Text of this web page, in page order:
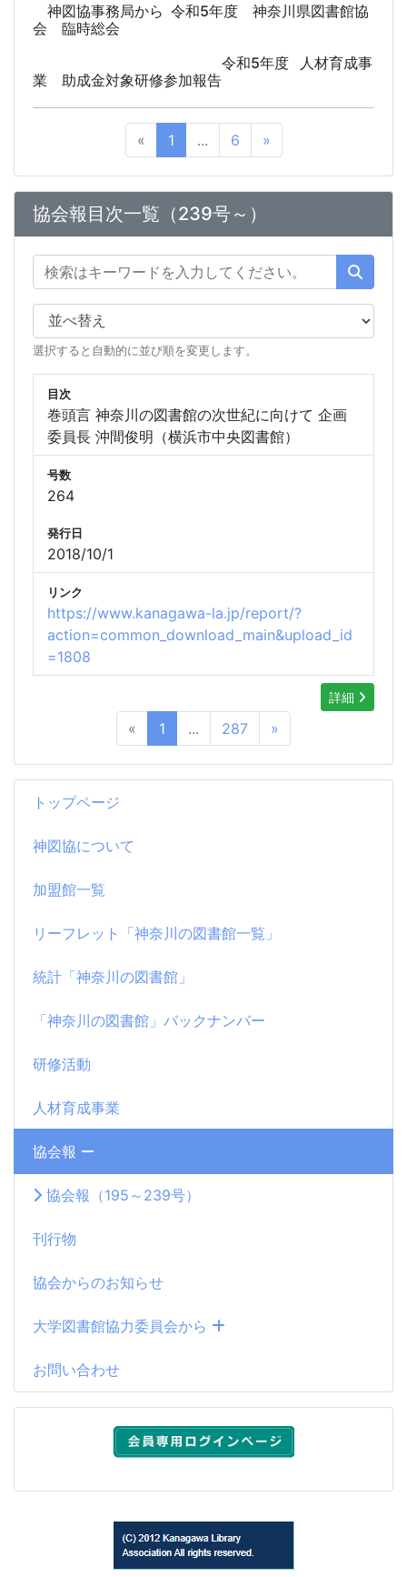
トップページ
神図協について
加盟館一覧
リーフレット「神奈川の図書館一覧」
統計「神奈川の図書館」
「神奈川の図書館」バックナンバー
研修活動
人材育成事業
協会報
協会報（195～239号）
刊行物
協会からのお知らせ
大学図書館協力委員会から
お問い合わせ
神図協事務局から 令和5年度 神奈川県図書館協
会 臨時総会
令和5年度 人材育成事
業 助成金対象研修参加報告
« 1 ... 6 »
協会報目次一覧（239号～）
選択すると自動的に並び順を変更します。
目次
巻頭言 神奈川の図書館の次世紀に向けて 企画
委員長 沖間俊明（横浜市中央図書館）
号数
264
発行日
2018/10/1
リンク
https://www.kanagawa-la.jp/report/?
action=common_download_main&upload_id
=1808
詳細
« 1 ... 287 »